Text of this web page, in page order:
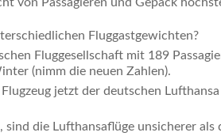
Fluggastgewichten?
Fluggesellschaft mit 189
(nimm die neuen Zahlen).
jetzt der deutschen
die Lufthansaflüge unsicherer